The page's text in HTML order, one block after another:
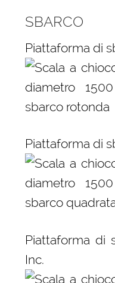
SBARCO
Piattaforma di
Piattaforma di
Piattaforma di
Inc.